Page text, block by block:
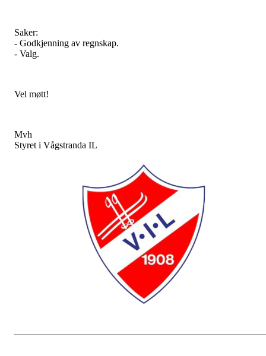
Saker:
- Godkjenning av regnskap.
- Valg.
Vel møtt!
Mvh
Styret i Vågstranda IL